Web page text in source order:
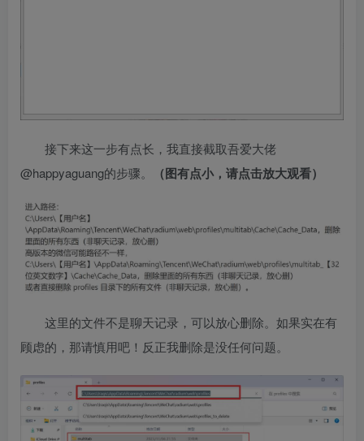
接下来这一步有点长，我直接截取吾爱大佬
@happyaguang的步骤。
（图有点小，请点击放大观看）
这里的文件不是聊天记录，可以放心删除。如果实在有
顾虑的，那请慎用吧！反正我删除是没任何问题。